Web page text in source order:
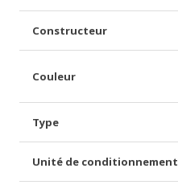
Constructeur
Couleur
Type
Unité de conditionnement